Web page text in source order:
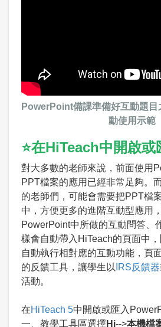
PowerPoint備課準備好互動題目
動使用示範
⭐在HiTeach中開啟或
對大多數的老師來說，前面使用
PPT檔案的應用已經非常足夠。
的老師們，可能會需要把PPT檔
中，方便更多的進階互動型應用
PowerPoint中所做的互動問答、
樣會自動帶入HiTeach的頁面中，
自動執行相對應的互動功能，頁
的反饋工具，讓學生以 IRS反饋器
活動。
在HiTeach 5中開啟或匯入
一、教學工具區選擇Hi-->本機檔